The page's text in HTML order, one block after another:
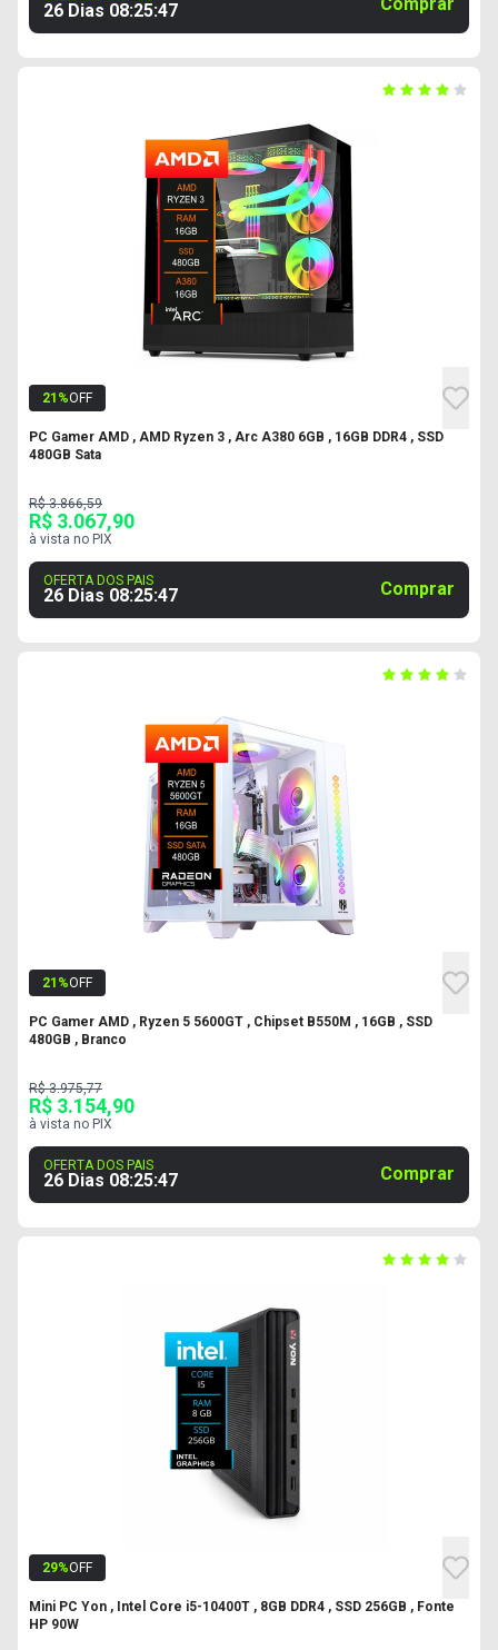
26 Dias 08:25:46
21 %OFF
PC Gamer AMD , AMD Ryzen 3 , Arc A380 6GB , 16GB DDR4 , SSD
480GB Sata
R$ 3.866,59
R$ 3.067,90
à vista no PIX
OFERTA DOS PAIS
26 Dias 08:25:46 Comprar
21 %OFF
PC Gamer AMD , Ryzen 5 5600GT , Chipset B550M , 16GB , SSD
480GB , Branco
R$ 3.975,77
R$ 3.154,90
à vista no PIX
OFERTA DOS PAIS
26 Dias 08:25:46 Comprar
29%OFF
Mini PC Yon , Intel Core i5-10400T , 8GB DDR4 , SSD 256GB , Fonte
HP 90W